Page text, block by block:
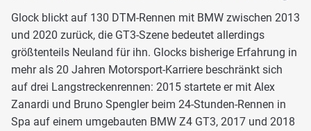
Glock blickt auf 130 DTM-Rennen mit BMW zwischen 2013
und 2020 zurück, die GT3-Szene bedeutet allerdings
größtenteils Neuland für ihn. Glocks bisherige Erfahrung in
mehr als 20 Jahren Motorsport-Karriere beschränkt sich
auf drei Langstreckenrennen: 2015 startete er mit Alex
Zanardi und Bruno Spengler beim 24-Stunden-Rennen in
Spa auf einem umgebauten BMW Z4 GT3, 2017 und 2018